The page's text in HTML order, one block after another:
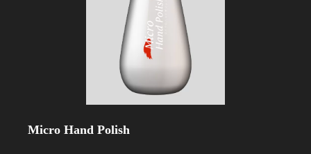
Micro Hand Polish